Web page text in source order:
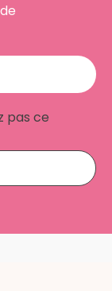
pas ce